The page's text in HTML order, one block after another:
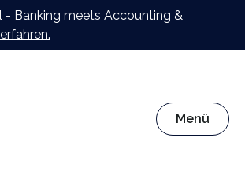
- Banking meets Accounting &
Menü